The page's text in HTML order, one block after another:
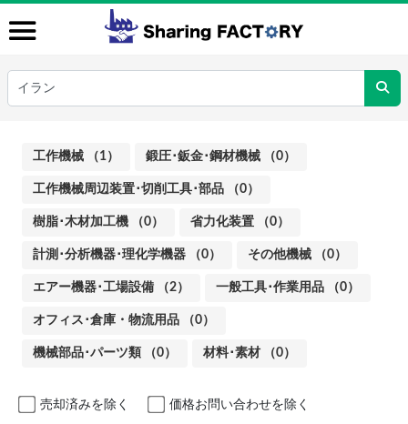
工作機械 （1） 鍛圧･鈑金･鋼材機械 （0）
工作機械周辺装置･切削工具･部品 （0）
樹脂･木材加工機 （0） 省力化装置 （0）
計測･分析機器･理化学機器 （0） その他機械 （0）
エアー機器･工場設備 （2） 一般工具･作業用品 （0）
オフィス･倉庫・物流用品 （0）
機械部品･パーツ類 （0） 材料･素材 （0）
売却済みを除く 価格お問い合わせを除く